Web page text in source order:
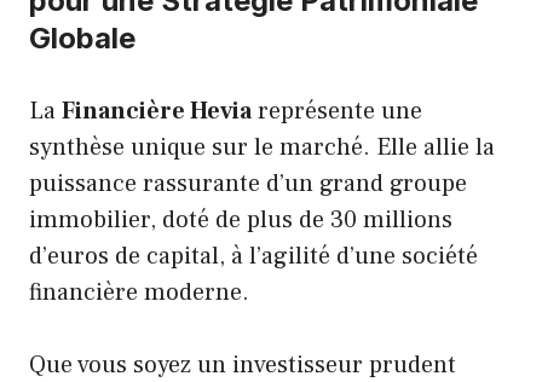
Globale
LaFinancière Heviareprésente une
synthèse unique sur le marché. Elle allie la
puissance rassurante d’un grand groupe
immobilier, doté de plus de 30 millions
d’euros de capital, à l’agilité d’une société
financière moderne.
Que vous soyez un investisseur prudent